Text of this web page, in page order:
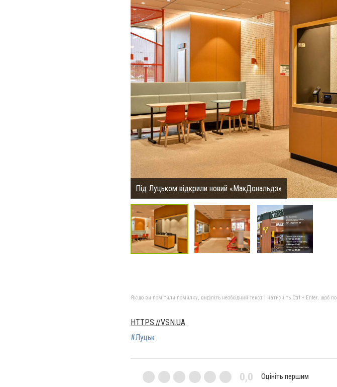
Під Луцьком відкрили новий «МакДональдз»
Якщо ви помітили помилку, виділіть необхідний текст і натисніть Ctrl + Enter, щоб
HTTPS://VSN.UA
#Луцьк
0,0 Оцініть першим